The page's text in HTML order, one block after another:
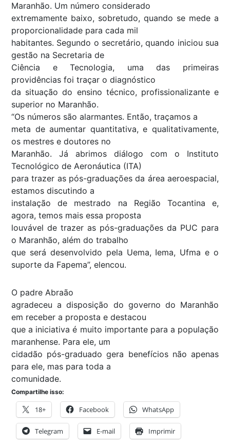
Maranhão. Um número considerado
extremamente baixo, sobretudo, quando se mede a
proporcionalidade para cada mil
habitantes. Segundo o secretário, quando iniciou sua
gestão na Secretaria de
Ciência e Tecnologia, uma das primeiras
providências foi traçar o diagnóstico
da situação do ensino técnico, profissionalizante e
superior no Maranhão.
“Os números são alarmantes. Então, traçamos a
meta de aumentar quantitativa, e qualitativamente,
os mestres e doutores no
Maranhão. Já abrimos diálogo com o Instituto
Tecnológico de Aeronáutica (ITA)
para trazer as pós-graduações da área aeroespacial,
estamos discutindo a
instalação de mestrado na Região Tocantina e,
agora, temos mais essa proposta
louvável de trazer as pós-graduações da PUC para
o Maranhão, além do trabalho
que será desenvolvido pela Uema, Iema, Ufma e o
suporte da Fapema”, elencou.
O padre Abraão
agradeceu a disposição do governo do Maranhão
em receber a proposta e destacou
que a iniciativa é muito importante para a população
maranhense. Para ele, um
cidadão pós-graduado gera benefícios não apenas
para ele, mas para toda a
comunidade.
Compartilhe isso:
18+ Facebook WhatsApp
Telegram E-mail Imprimir